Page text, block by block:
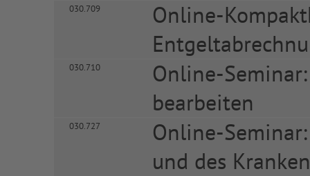
030.709
Online-
030.710
Online-
bearbeiten
030.727
Online-
und des